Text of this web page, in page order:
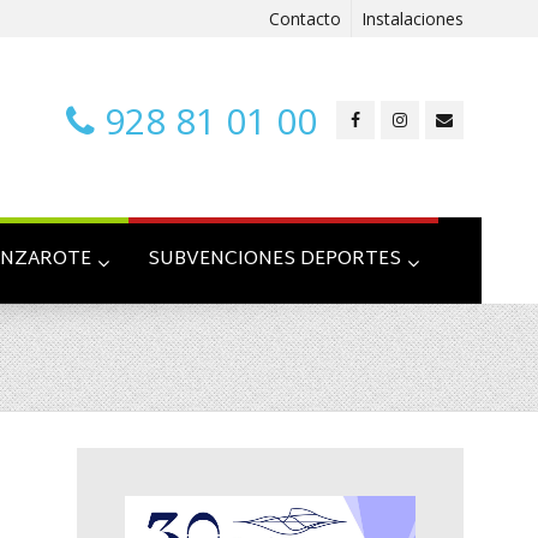
Contacto Instalaciones
928 81 01 00
SUBVENCIONES DEPORTES